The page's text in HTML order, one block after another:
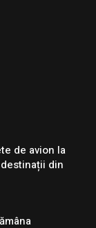
de avion la
din